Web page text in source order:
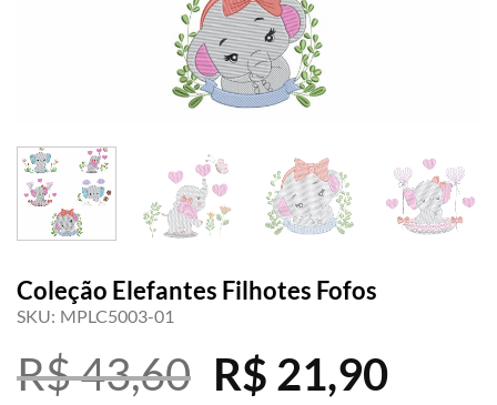
Coleção Elefantes Filhotes Fofos
SKU: MPLC5003-01
R$43,60 O
R$ 21,90O